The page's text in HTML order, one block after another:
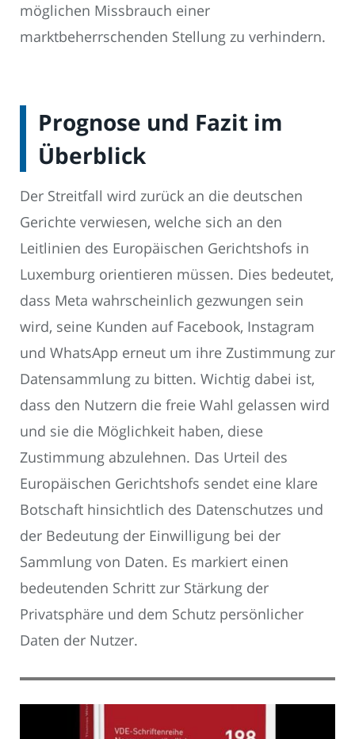
möglichen Missbrauch einer
marktbeherrschenden Stellung zu verhindern.
Prognose und Fazit im
Überblick
Der Streitfall wird zurück an die deutschen
Gerichte verwiesen, welche sich an den
Leitlinien des Europäischen Gerichtshofs in
Luxemburg orientieren müssen. Dies bedeutet,
dass Meta wahrscheinlich gezwungen sein
wird, seine Kunden auf Facebook, Instagram
und WhatsApp erneut um ihre Zustimmung zur
Datensammlung zu bitten. Wichtig dabei ist,
dass den Nutzern die freie Wahl gelassen wird
und sie die Möglichkeit haben, diese
Zustimmung abzulehnen. Das Urteil des
Europäischen Gerichtshofs sendet eine klare
Botschaft hinsichtlich des Datenschutzes und
der Bedeutung der Einwilligung bei der
Sammlung von Daten. Es markiert einen
bedeutenden Schritt zur Stärkung der
Privatsphäre und dem Schutz persönlicher
Daten der Nutzer.